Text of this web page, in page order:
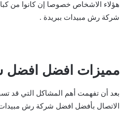
هؤلاء الاشخاص خصوصا إن كانوا من
شركة رش مبيدات ببريدة .
مميزات افضل افضل
بعد أن تفهمت أهم المشاكل التي قد
الاتصال بأفضل افضل شركة رش مبيدات